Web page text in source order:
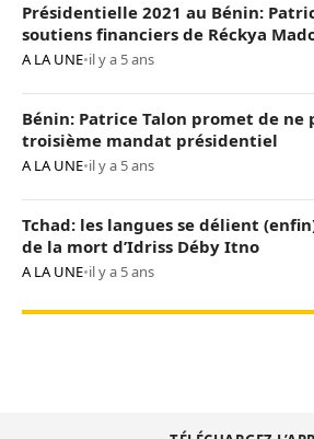
Présidentielle 2021 au Bénin:
soutiens financiers de Réckya
A LA UNE•il y a 5 ans
Bénin: Patrice Talon promet de ne
troisième mandat présidentiel
A LA UNE•il y a 5 ans
Tchad: les langues se délient
de la mort d’Idriss Déby Itno
A LA UNE•il y a 5 ans